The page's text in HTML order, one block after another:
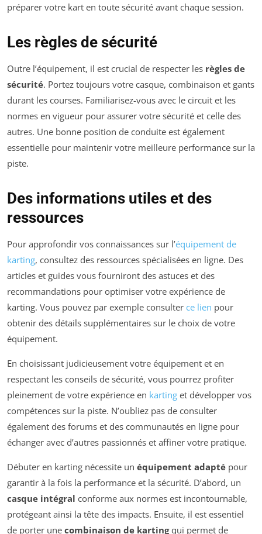
préparer votre kart en toute sécurité avant chaque session.
Les règles de sécurité
Outre l’équipement, il est crucial de respecter les règles de
sécurité. Portez toujours votre casque, combinaison et gants
durant les courses. Familiarisez-vous avec le circuit et les
normes en vigueur pour assurer votre sécurité et celle des
autres. Une bonne position de conduite est également
essentielle pour maintenir votre meilleure performance sur la
piste.
Des informations utiles et des
ressources
Pour approfondir vos connaissances sur l’équipement de
karting, consultez des ressources spécialisées en ligne. Des
articles et guides vous fourniront des astuces et des
recommandations pour optimiser votre expérience de
karting. Vous pouvez par exemple consulter ce lien pour
obtenir des détails supplémentaires sur le choix de votre
équipement.
En choisissant judicieusement votre équipement et en
respectant les conseils de sécurité, vous pourrez profiter
pleinement de votre expérience en karting et développer vos
compétences sur la piste. N’oubliez pas de consulter
également des forums et des communautés en ligne pour
échanger avec d’autres passionnés et affiner votre pratique.
Débuter en karting nécessite un équipement adapté pour
garantir à la fois la performance et la sécurité. D’abord, un
casque intégral conforme aux normes est incontournable,
protégeant ainsi la tête des impacts. Ensuite, il est essentiel
de porter une combinaison de kartingqui permet de